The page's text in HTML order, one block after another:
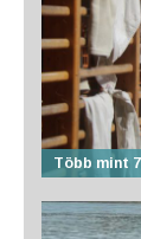
Több mint